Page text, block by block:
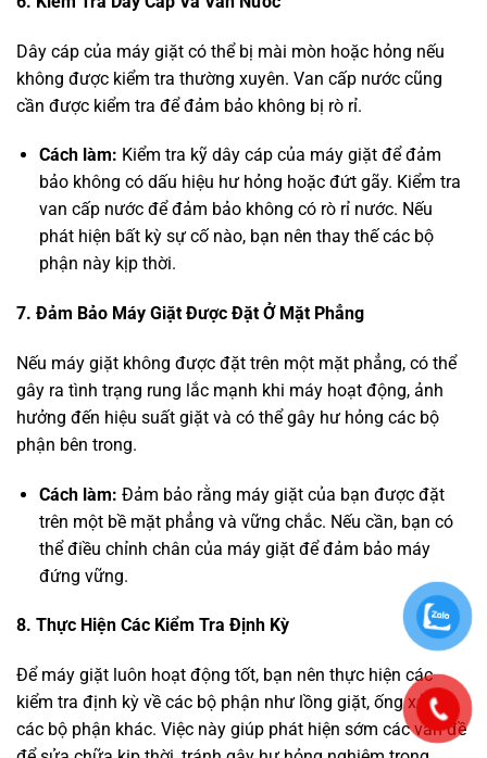
Dây cáp của máy giặt có thể bị mài mòn hoặc hỏng nếu
không được kiểm tra thường xuyên. Van cấp nước cũng
cần được kiểm tra để đảm bảo không bị rò rỉ.
Cách làm: Kiểm tra kỹ dây cáp của máy giặt để đảm
bảo không có dấu hiệu hư hỏng hoặc đứt gãy. Kiểm tra
van cấp nước để đảm bảo không có rò rỉ nước. Nếu
phát hiện bất kỳ sự cố nào, bạn nên thay thế các bộ
phận này kịp thời.
7. Đảm Bảo Máy Giặt Được Đặt Ở Mặt Phẳng
Nếu máy giặt không được đặt trên một mặt phẳng, có thể
gây ra tình trạng rung lắc mạnh khi máy hoạt động, ảnh
hưởng đến hiệu suất giặt và có thể gây hư hỏng các bộ
phận bên trong.
Cách làm: Đảm bảo rằng máy giặt của bạn được đặt
trên một bề mặt phẳng và vững chắc. Nếu cần, bạn có
thể điều chỉnh chân của máy giặt để đảm bảo máy
đứng vững.
8. Thực Hiện Các Kiểm Tra Định Kỳ
Để máy giặt luôn hoạt động tốt, bạn nên thực hiện các
kiểm tra định kỳ về các bộ phận như lồng giặt, ống xả, và
các bộ phận khác. Việc này giúp phát hiện sớm các vấn đề